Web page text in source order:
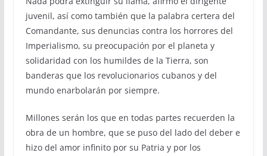
juvenil, así como también que la palabra certera del
Comandante, sus denuncias contra los horrores del
Imperialismo, su preocupación por el planeta y
solidaridad con los humildes de la Tierra, son
banderas que los revolucionarios cubanos y del
mundo enarbolarán por siempre.
Millones serán los que en todas partes recuerden la
obra de un hombre, que se puso del lado del deber e
hizo del amor infinito por su Patria y por los